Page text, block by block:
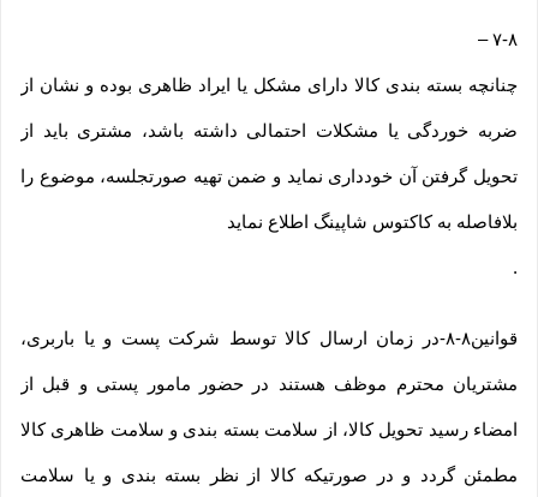
۷-۸–
چنانچه بسته بندی کالا دارای مشکل یا ایراد ظاهری بوده و نشان از
ضربه خوردگی یا مشکلات احتمالی داشته باشد، مشتری باید از
تحویل گرفتن آن خودداری نماید و ضمن تهیه صورتجلسه، موضوع را
بلافاصله به کاکتوس شاپینگ اطلاع نماید
.
قوانین۸-۸-در زمان ارسال کالا توسط شرکت پست و یا باربری،
مشتریان محترم موظف هستند در حضور مامور پستی و قبل از
امضاء رسید تحویل کالا، از سلامت بسته بندی و سلامت ظاهری کالا
مطمئن گردد و در صورتیکه کالا از نظر بسته بندی و یا سلامت